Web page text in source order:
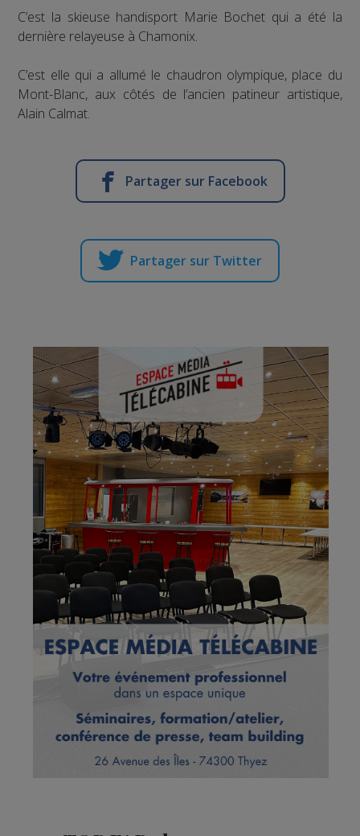
C’est la skieuse handisport Marie Bochet qui a été la
dernière relayeuse à Chamonix.
C’est elle qui a allumé le chaudron olympique, place du
Mont-Blanc, aux côtés de l’ancien patineur artistique,
Alain Calmat.
Partager sur Facebook
Partager sur Twitter